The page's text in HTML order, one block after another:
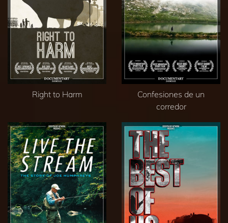
Right to Harm
Confesiones de un
corredor